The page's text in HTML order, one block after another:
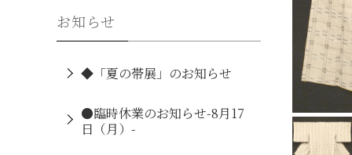
お知らせ
◆「夏の帯展」のお知らせ
●臨時休業のお知らせ-8月17
日（月）-